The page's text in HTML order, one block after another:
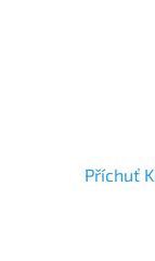
Příchuť